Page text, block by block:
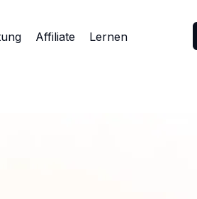
Affiliate Lernen